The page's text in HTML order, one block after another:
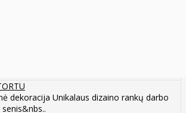
dekoracija Unikalaus dizaino rankų darbo